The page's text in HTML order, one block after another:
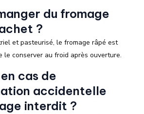
du fromage
?
et pasteurisé, le fromage râpé est
le conserver au froid après ouverture.
cas de
accidentelle
interdit ?